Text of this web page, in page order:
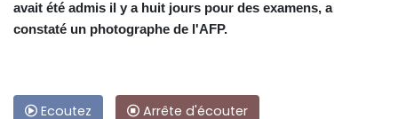
avait été admis il y a huit jours pour des examens, a
constaté un photographe de l'AFP.
Ecoutez Arrête d'écouter